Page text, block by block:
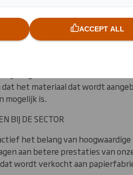
van materiaal binnen ons
op het eindproduct.
hoogwaardige kwaliteit worden
recycling. We werken samen met
het materiaal dat wordt
mogelijk is.
BIJ DE SECTOR
het belang van hoogwaardige
aan betere prestaties van
wordt verkocht aan